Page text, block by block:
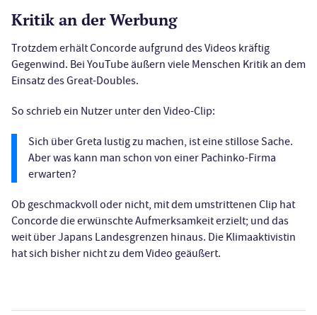
Kritik an der Werbung
Trotzdem erhält Concorde aufgrund des Videos kräftig
Gegenwind. Bei YouTube äußern viele Menschen Kritik an dem
Einsatz des Great-Doubles.
So schrieb ein Nutzer unter den Video-Clip:
Sich über Greta lustig zu machen, ist eine stillose Sache.
Aber was kann man schon von einer Pachinko-Firma
erwarten?
Ob geschmackvoll oder nicht, mit dem umstrittenen Clip hat
Concorde die erwünschte Aufmerksamkeit erzielt; und das
weit über Japans Landesgrenzen hinaus. Die Klimaaktivistin
hat sich bisher nicht zu dem Video geäußert.